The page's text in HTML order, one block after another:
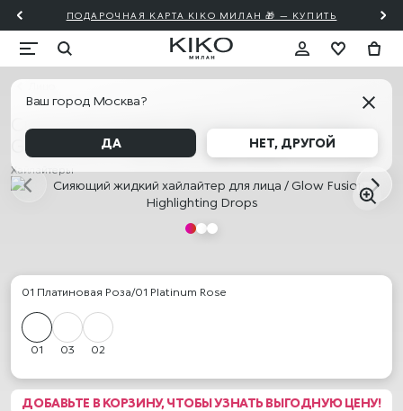
ПОДАРОЧНАЯ КАРТА KIKO МИЛАН 🎁 — КУПИТЬ
Ваш город Москва?
ДА НЕТ, ДРУГОЙ
Сияющий жидкий хайлайтер для лица /
Glow Fusion Highlighting Drops
Хайлайтеры
01 Платиновая Роза/01 Platinum Rose
01 03 02
ДОБАВЬТЕ В КОРЗИНУ, ЧТОБЫ УЗНАТЬ ВЫГОДНУЮ ЦЕНУ!